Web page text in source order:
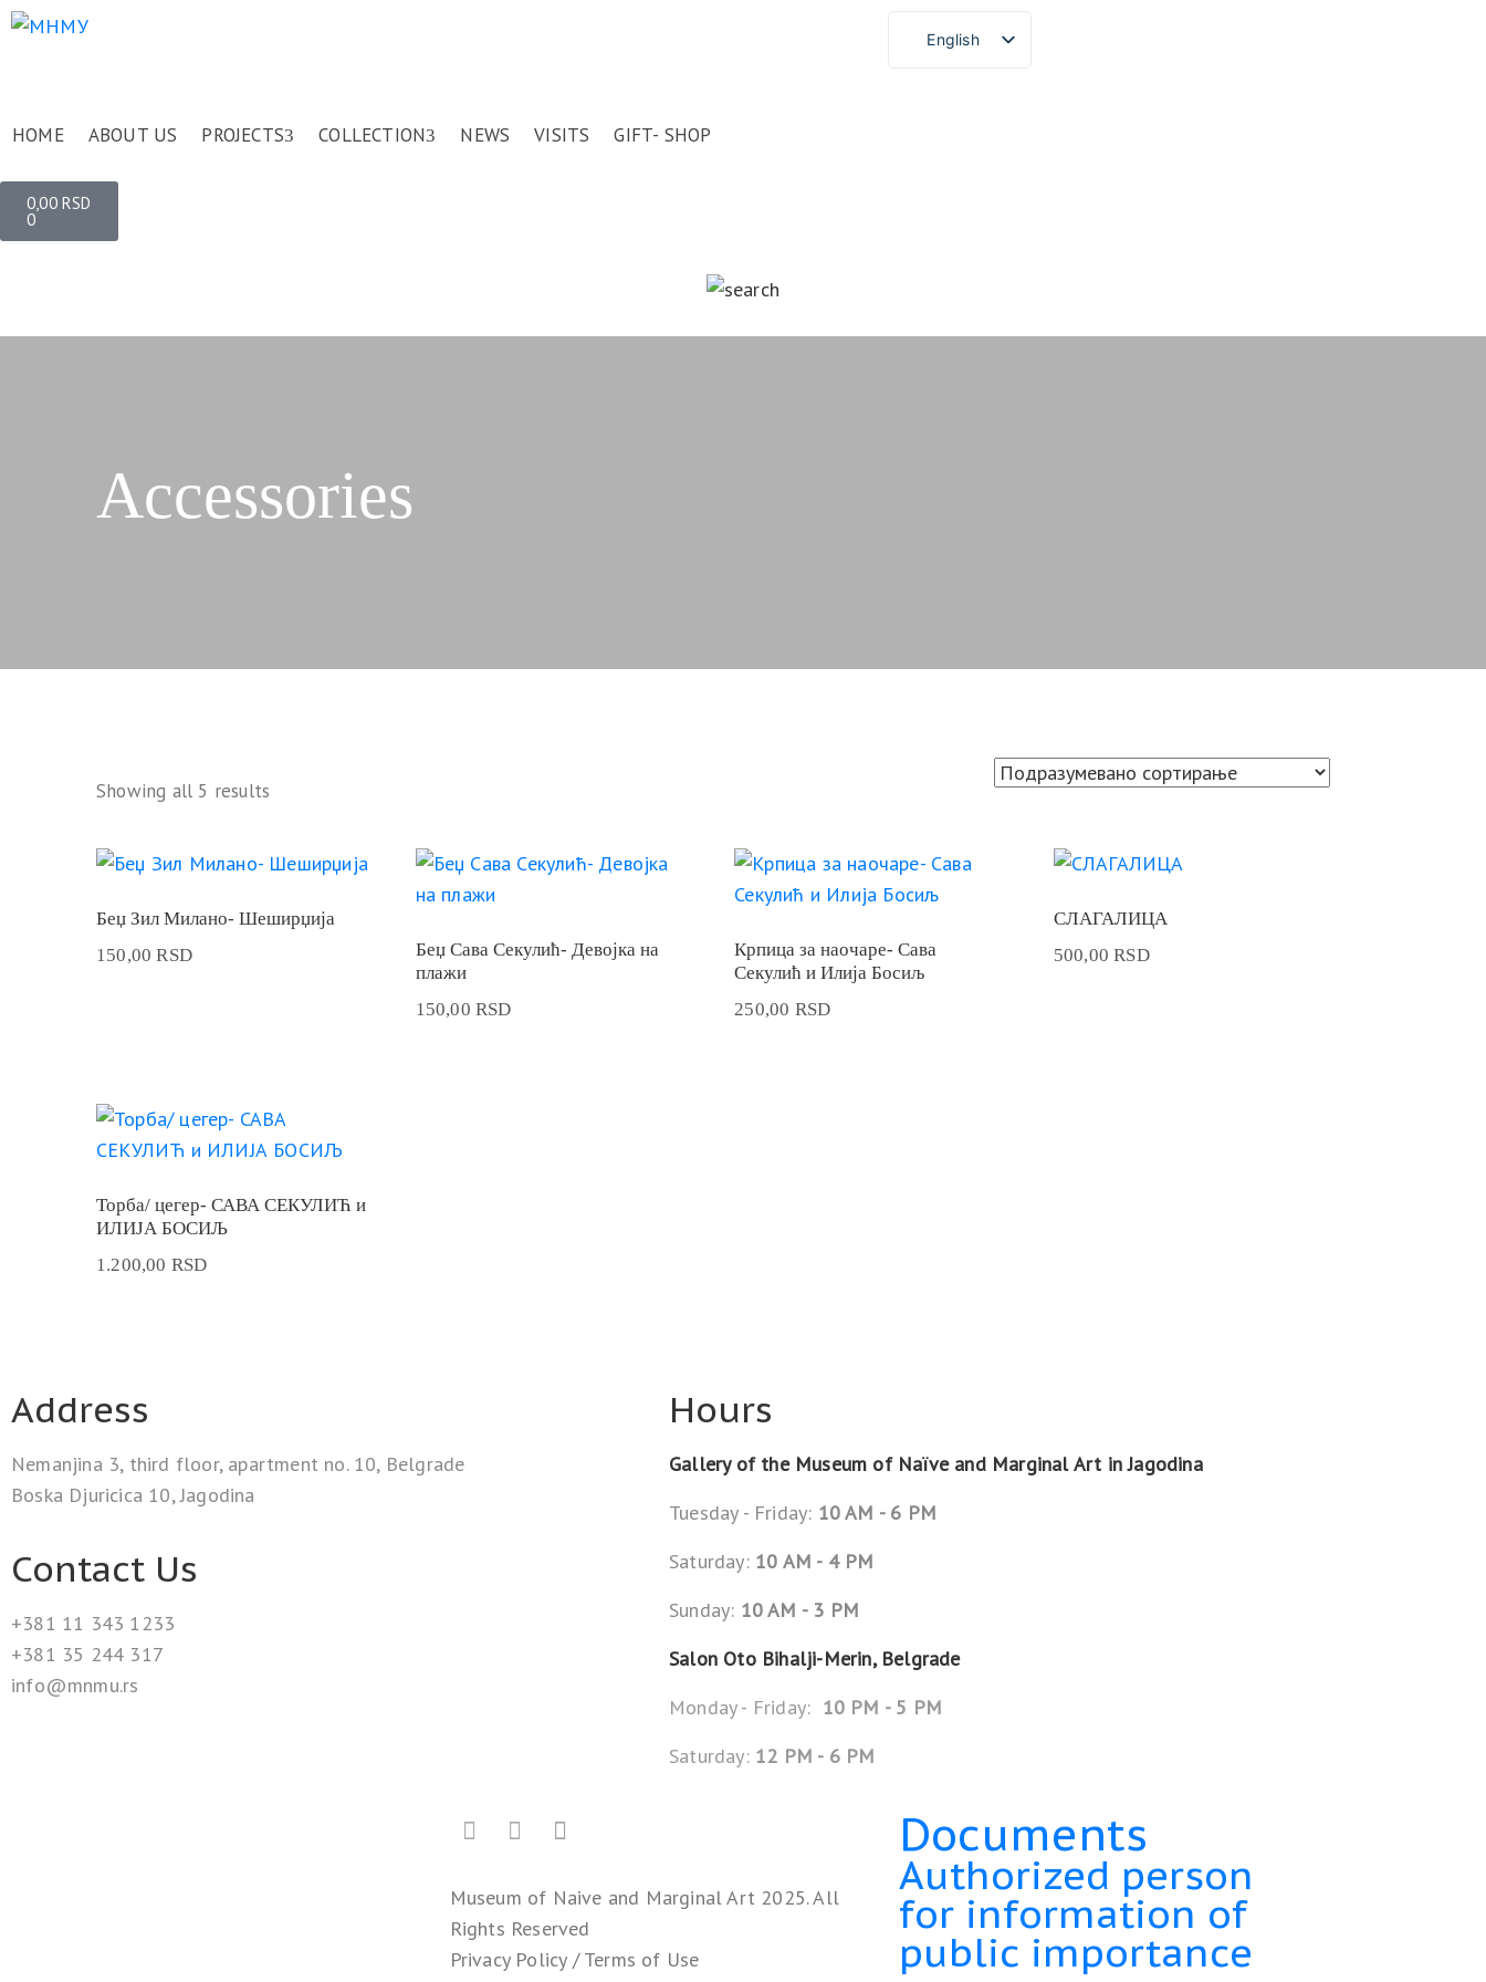
English
HOME ABOUT US PROJECTS COLLECTION NEWS VISITS GIFT- SHOP
0,00 RSD
0
Accessories
Showing all 5 results
Беџ Зил Милано- Шеширџија
150,00RSD
Беџ Сава Секулић- Девојка на
плажи
150,00 RSD
Крпица за наочаре- Сава
Секулић и Илија Босиљ
250,00 RSD
СЛАГАЛИЦА
500,00RSD
Торба/ цегер- САВА СЕКУЛИЋ и
ИЛИЈА БОСИЉ
1.200,00 RSD
Address
Nemanjina 3, third floor, apartment no. 10, Belgrade
Boska Djuricica 10, Jagodina
Contact Us
+381 11 343 1233
+381 35 244 317
info@mnmu.rs
Hours
Gallery of the Museum of Naïve and Marginal Art in Jagodina
Tuesday - Friday: 10 AM - 6 PM
Saturday: 10 AM - 4 PM
Sunday: 10 AM - 3 PM
Salon Oto Bihalji-Merin, Belgrade
Monday - Friday: 10 PM - 5 PM
Saturday: 12 PM - 6 PM
Museum of Naive and Marginal Art 2025. All
Rights Reserved
Privacy Policy /Terms of Use
Documents
Authorized person
for information of
public importance